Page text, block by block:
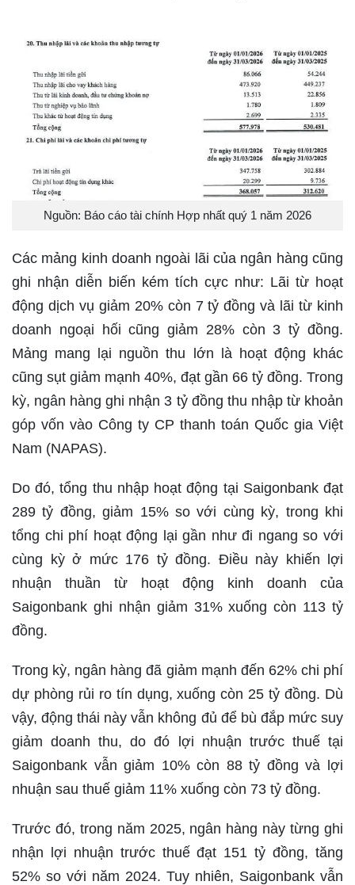
Nguồn: Báo cáo tài chính Hợp nhất quý 1 năm 2026
Các mảng kinh doanh ngoài lãi của ngân hàng cũng
ghi nhận diễn biến kém tích cực như: Lãi từ hoạt
động dịch vụ giảm 20% còn 7 tỷ đồng và lãi từ kinh
doanh ngoại hối cũng giảm 28% còn 3 tỷ đồng.
Mảng mang lại nguồn thu lớn là hoạt động khác
cũng sụt giảm mạnh 40%, đạt gần 66 tỷ đồng. Trong
kỳ, ngân hàng ghi nhận 3 tỷ đồng thu nhập từ khoản
góp vốn vào Công ty CP thanh toán Quốc gia Việt
Nam (NAPAS).
Do đó, tổng thu nhập hoạt động tại Saigonbank đạt
289 tỷ đồng, giảm 15% so với cùng kỳ, trong khi
tổng chi phí hoạt động lại gần như đi ngang so với
cùng kỳ ở mức 176 tỷ đồng. Điều này khiến lợi
nhuận thuần từ hoạt động kinh doanh của
Saigonbank ghi nhận giảm 31% xuống còn 113 tỷ
đồng.
Trong kỳ, ngân hàng đã giảm mạnh đến 62% chi phí
dự phòng rủi ro tín dụng, xuống còn 25 tỷ đồng. Dù
vậy, động thái này vẫn không đủ để bù đắp mức suy
giảm doanh thu, do đó lợi nhuận trước thuế tại
Saigonbank vẫn giảm 10% còn 88 tỷ đồng và lợi
nhuận sau thuế giảm 11% xuống còn 73 tỷ đồng.
Trước đó, trong năm 2025, ngân hàng này từng ghi
nhận lợi nhuận trước thuế đạt 151 tỷ đồng, tăng
52% so với năm 2024. Tuy nhiên, Saigonbank vẫn